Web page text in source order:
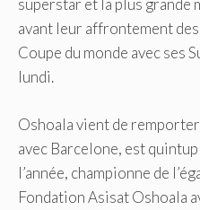
superstar et la plus grande
avant leur affrontement
Coupe du monde avec ses
lundi.
Oshoala vient de
avec Barcelone, est
l’année, championne de
Fondation Asisat Oshoala